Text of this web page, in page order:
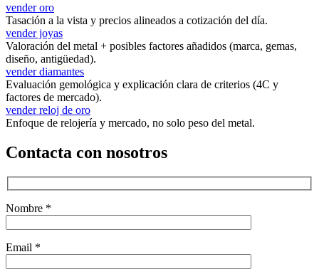
vender oro
Tasación a la vista y precios alineados a cotización del día.
vender joyas
Valoración del metal + posibles factores añadidos (marca, gemas,
diseño, antigüedad).
vender diamantes
Evaluación gemológica y explicación clara de criterios (4C y
factores de mercado).
vender reloj de oro
Enfoque de relojería y mercado, no solo peso del metal.
Contacta con nosotros
Nombre *
Email *